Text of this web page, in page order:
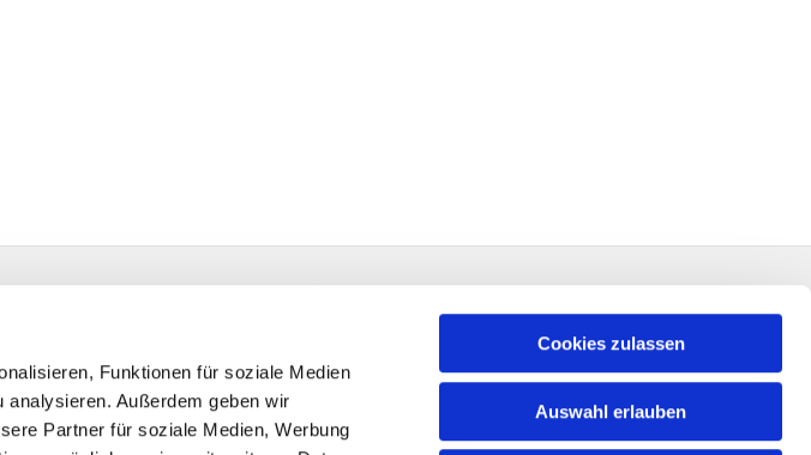
Funktionen für soziale Medien
Außerdem geben wir
Partner für soziale Medien, Werbung
Cookies zulassen
Auswahl erlauben